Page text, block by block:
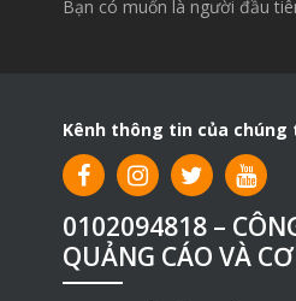
Bạn có muốn là người đầu
Kênh thông tin của chúng
0102094818 –
QUẢNG CÁO VÀ